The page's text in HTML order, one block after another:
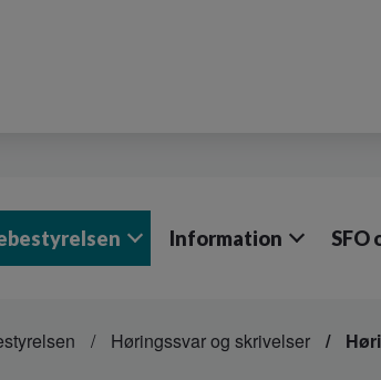
Information SFO
Høringssvar og skrivelser